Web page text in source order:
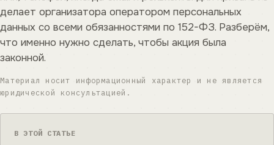
делает организатора оператором персональных
данных со всеми обязанностями по 152-ФЗ. Разберём,
что именно нужно сделать, чтобы акция была
законной.
Материал носит информационный характер и не является
юридической консультацией.
В ЭТОЙ СТАТЬЕ